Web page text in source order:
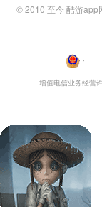
© 2010 至今 酷游app
・
增值电信业务经营